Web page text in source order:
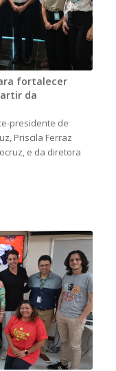
fortalecer
da
presidente de
Priscila Ferraz
e da diretora